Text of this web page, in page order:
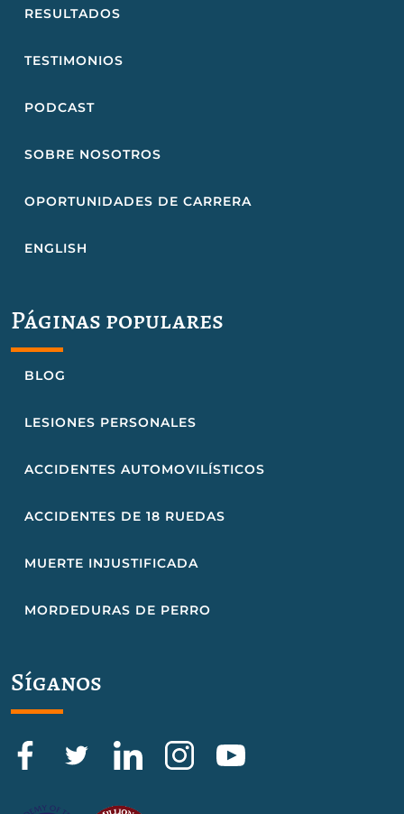
RESULTADOS
TESTIMONIOS
PODCAST
SOBRE NOSOTROS
OPORTUNIDADES DE CARRERA
ENGLISH
Páginas populares
BLOG
LESIONES PERSONALES
ACCIDENTES AUTOMOVILÍSTICOS
ACCIDENTES DE 18 RUEDAS
MUERTE INJUSTIFICADA
MORDEDURAS DE PERRO
Síganos